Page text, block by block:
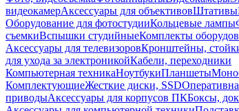
видеокамерАксессуары для объективовШтативы
Оборудование для фотостудииКольцевые лампы
съемкиВспышки студийныеКомплекты
Аксессуары для телевизоровКронштейны,
для ухода за электроникойКабели, переходники
Компьютерная техникаНоутбукиПланшеты
КомплектующиеЖесткие диски, SSD
приводыАксессуары для корпусов ПКБоксы,